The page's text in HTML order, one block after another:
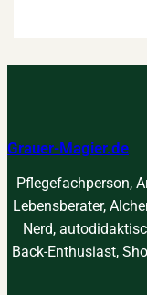
Grauer-Magier.de
Pflegefachperson,
Lebensberater,
Nerd,
Back-Enthusiast,